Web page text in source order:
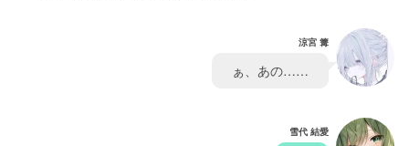
涼宮 篝
ぁ、あの……
雪代 結愛